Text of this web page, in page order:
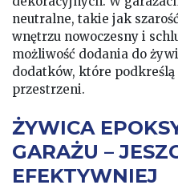
neutralne, takie jak
wnętrzu nowoczesny i
możliwość dodania do
dodatków, które
przestrzeni.
ŻYWICA
GARAŻU –
EFEKTYWNIEJ